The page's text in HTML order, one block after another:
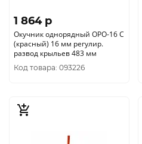
1 864 p
Окучник однорядный ОРО-16 С
(красный) 16 мм регулир.
развод крыльев 483 мм
Код товара: 093226